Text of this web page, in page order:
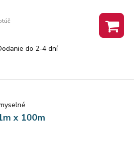
do 2-4 dní
x 100m